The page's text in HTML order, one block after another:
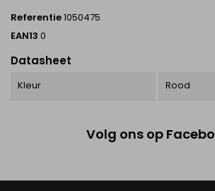
Referentie1050475
EAN13 0
Datasheet
Kleur Rood
Volg ons op